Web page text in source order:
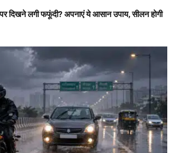
पर दिखने लगी फफूंदी? अपनाएं ये आसान उपाय, सीलन होगी